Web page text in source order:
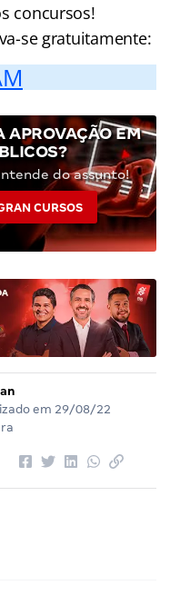
concursos!
se gratuitamente:
APROVAÇÃO EM
do assunto!
CURSOS
em 29/08/22